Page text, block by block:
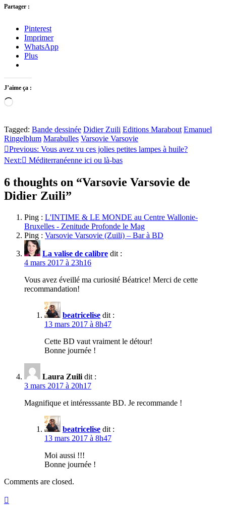
Partager :
Pinterest
Imprimer
WhatsApp
Plus
J’aime ça :
Chargement…
Tagged: Bande dessinée Didier Zuili Editions Marabout Emanuel
Ringelblum Marabulles Varsovie Varsovie
Navigation
de
l’article
Previous: Vous avez vu ces jolies petites lampes à huile?
Next:
Méditerranéenne ici ou là-bas
6 thoughts on “Varsovie Varsovie de
Didier Zuili”
Ping : L'INTIME & LE MONDE au Centre Wallonie-
Bruxelles - Zenitude Profonde le Mag
Ping : Varsovie Varsovie (Zuili) – Bar à BD
La valise de calibre dit :
4 mars 2017 à 23h16
Vous avez éveillé ma curiosité Béatrice! Merci de cette
recommandation!
beatricelise dit :
13 mars 2017 à 8h47
Cette BD vaut vraiment le détour!
Bonne journée !
Laura Zuili dit :
3 mars 2017 à 20h17
Magnifique et intéresssante BD. Je recommande !
beatricelise dit :
13 mars 2017 à 8h47
Moi aussi !!!
Bonne journée !
Comments are closed.